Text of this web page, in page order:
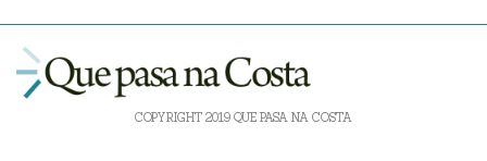
COPYRIGHT 2019 QUE PASA NA COSTA